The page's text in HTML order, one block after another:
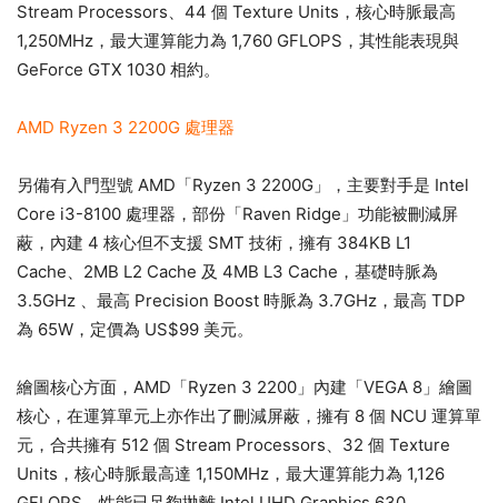
Stream Processors、44 個 Texture Units，核心時脈最高
1,250MHz，最大運算能力為 1,760 GFLOPS，其性能表現與
GeForce GTX 1030 相約。
AMD Ryzen 3 2200G 處理器
另備有入門型號 AMD「Ryzen 3 2200G」，主要對手是 Intel
Core i3-8100 處理器，部份「Raven Ridge」功能被刪減屏
蔽，內建 4 核心但不支援 SMT 技術，擁有 384KB L1
Cache、2MB L2 Cache 及 4MB L3 Cache，基礎時脈為
3.5GHz 、最高 Precision Boost 時脈為 3.7GHz，最高 TDP
為 65W，定價為 US$99 美元。
繪圖核心方面，AMD「Ryzen 3 2200」內建「VEGA 8」繪圖
核心，在運算單元上亦作出了刪減屏蔽，擁有 8 個 NCU 運算單
元，合共擁有 512 個 Stream Processors、32 個 Texture
Units，核心時脈最高達 1,150MHz，最大運算能力為 1,126